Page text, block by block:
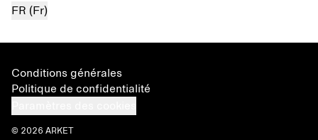
FR (Fr)
Conditions générales
Politique de confidentialité
© 2026 ARKET